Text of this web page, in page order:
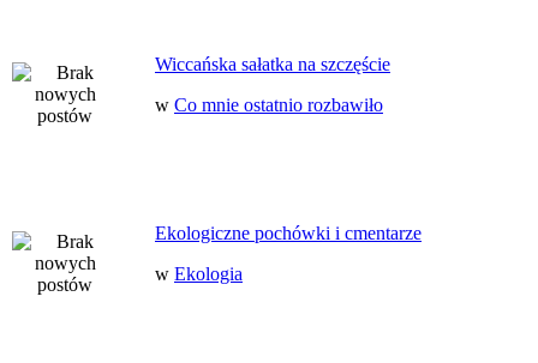
Wiccańska sałatka na szczęście
w Co mnie ostatnio rozbawiło
Ekologiczne pochówki i cmentarze
w Ekologia